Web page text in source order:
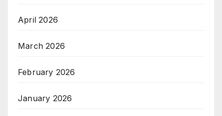
April 2026
March 2026
February 2026
January 2026